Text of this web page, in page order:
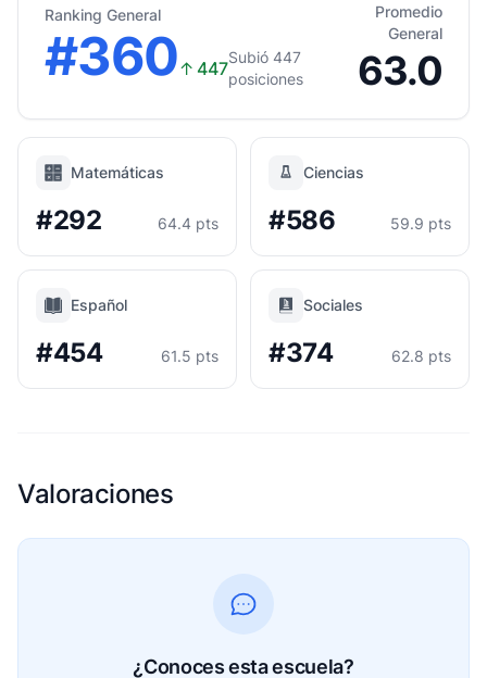
Ranking General
#360↑ 447
Subió 447
posiciones
Promedio
General
63.0
Matemáticas
#292 64.4 pts
Ciencias
#586 59.9 pts
Español
#454 61.5 pts
Sociales
#374 62.8 pts
Valoraciones
¿Conoces esta escuela?